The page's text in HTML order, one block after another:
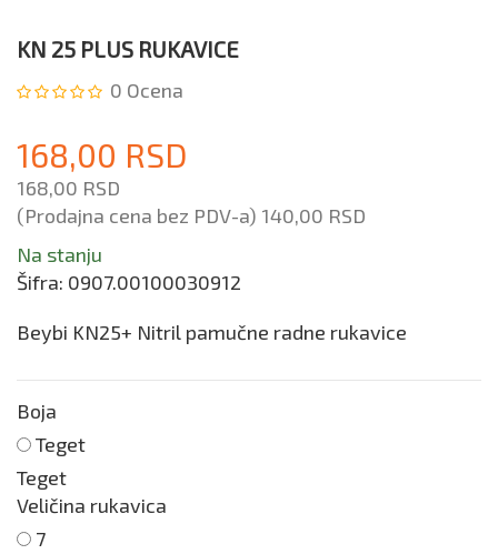
KN 25 PLUS RUKAVICE
0 Ocena
168,00 RSD
168,00 RSD
(Prodajna cena bez PDV-a) 140,00 RSD
Na stanju
Šifra: 0907.00100030912
Beybi KN25+ Nitril pamučne radne rukavice
Boja
Teget
Teget
Veličina rukavica
7